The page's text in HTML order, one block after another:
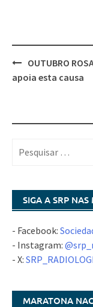
OUTUBRO
apoia esta causa
SIGA A SRP NAS
- Facebook:
- Instagram:
- X:
MARATONA